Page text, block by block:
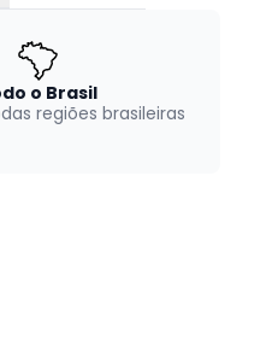
o Brasil
regiões brasileiras